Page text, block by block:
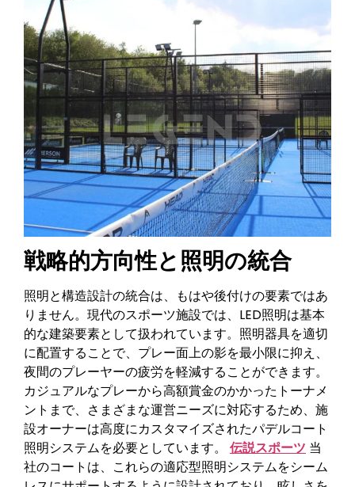
戦略的方向性と照明の統合
照明と構造設計の統合は、もはや後付けの要素ではあ
りません。現代のスポーツ施設では、LED照明は基本
的な建築要素として扱われています。照明器具を適切
に配置することで、プレー面上の影を最小限に抑え、
夜間のプレーヤーの疲労を軽減することができます。
カジュアルなプレーから高額賞金のかかったトーナメ
ントまで、さまざまな運営ニーズに対応するため、施
設オーナーは高度にカスタマイズされたパデルコート
照明システムを必要としています。 伝説スポーツ 当
社のコートは、これらの適応型照明システムをシーム